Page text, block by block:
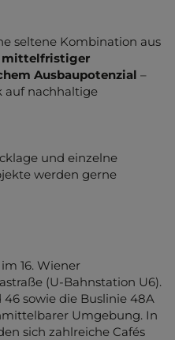
seltene Kombination aus
mittelfristiger
Ausbaupotenzial –
auf nachhaltige
und einzelne
werden gerne
16. Wiener
(U-Bahnstation U6).
sowie die Buslinie 48A
Umgebung. In
sich zahlreiche Cafés